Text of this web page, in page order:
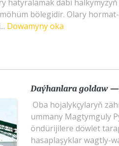
hatyralamak däbi
bölegidir. Olary
Dowamyny oka
Daýhanlara goldaw
Oba hojalykçylaryň
ummany Magtymguly
öndürijilere döwlet
hasaplaşyklar wagtly-